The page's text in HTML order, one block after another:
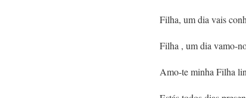
Filha, um dia vais
Filha , um dia vamo-
Amo-te minha Filha